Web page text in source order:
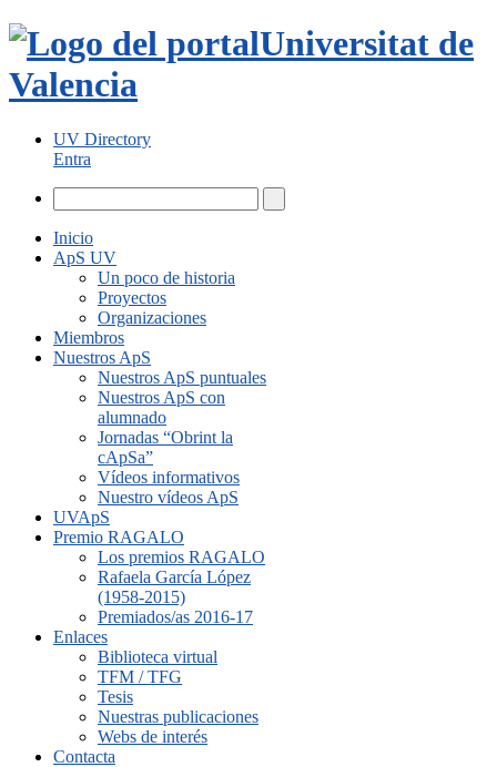
Universitat de
Valencia
UV Directory
Entra
Inicio
ApS UV
Un poco de historia
Proyectos
Organizaciones
Miembros
Nuestros ApS
Nuestros ApS puntuales
Nuestros ApS con
alumnado
Jornadas “Obrint la
cApSa”
Vídeos informativos
Nuestro vídeos ApS
UVApS
Premio RAGALO
Los premios RAGALO
Rafaela García López
(1958-2015)
Premiados/as 2016-17
Enlaces
Biblioteca virtual
TFM / TFG
Tesis
Nuestras publicaciones
Webs de interés
Contacta